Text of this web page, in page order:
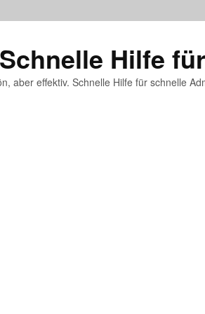
Hilfe
aber effektiv. Schnelle Hilfe für schnelle